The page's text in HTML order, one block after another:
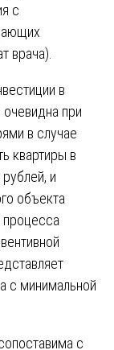
с
врача).
в
при
в случае
квартиры в
и
объекта
процесса
с минимальной
с